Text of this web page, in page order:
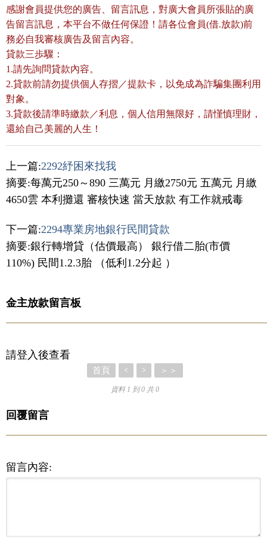
感謝會員提供您的廣告、留言訊息，對廣大會員所張貼的廣
告留言訊息，本平台不做任何保證！請各位會員(借.放款)前
務必自我審核廣告及留言內容。
貸款三歩驟：
1.請先詢問貸款內容。
2.貸款前請勿提供個人存摺／提款卡，以免成為詐騙集團利用
對象。
3.貸款後請準時繳款／利息，個人信用無限好，請慬慎理財，
還給自己美麗的人生！
上一篇:2292紓困來找我
摘要:每萬元250～890 三萬元 月繳2750元 五萬元 月繳
4650雲 本利攤還 審核快速 當天放款 有工作就戒毒
下一篇:2294專業房地銀行民間貸款
摘要:銀行轉增貸（估價最高） 銀行借二胎(市價
110%) 民間1.2.3胎 （低利1.2分起 ）
金主放款留言板
請登入後查看
首頁 < > ＞＞
資料 1 到 0 共 0
回覆留言
留言內容: